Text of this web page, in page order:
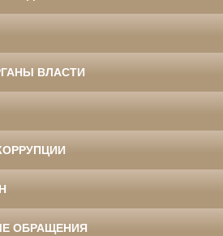
ВЛАСТИ
ОБРАЩЕНИЯ